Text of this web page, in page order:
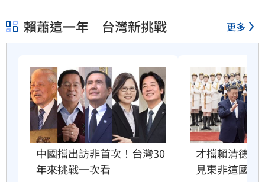
賴蕭這一年 台灣新挑戰 更多
中國擋出訪非首次！台灣30
年來挑戰一次看
才擋賴清德訪
見東非這國總